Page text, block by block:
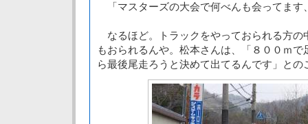
「マスターズの大会で何べんも会ってます
なるほど。トラックをやっておられる方の
もおられるんや。松本さんは、「８００ｍ
ら最後尾走ろうと決めて出てるんです」との